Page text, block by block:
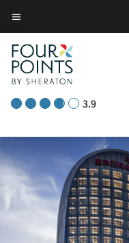
Skip
to
main
content
菜单文本
3.9